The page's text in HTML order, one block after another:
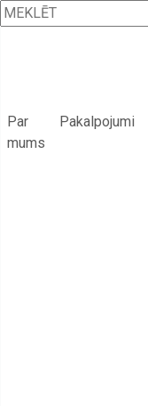
Par
mums
Pakalpojumi